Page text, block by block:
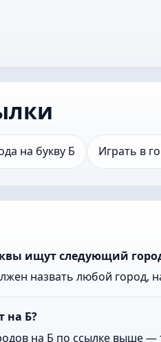
на букву Б Играть в
ищут следующий
назвать любой город,
на Б?
на Б по ссылке выше